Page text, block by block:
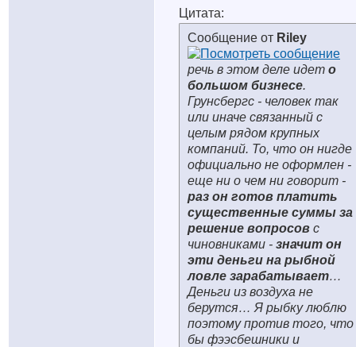
Цитата:
Сообщение от Riley
речь в этом деле идет о
большом бизнесе.
Грунсбергс - человек так
или иначе связанный с
целым рядом крупных
компаний. То, что он нигде
официально не оформлен -
еще ни о чем ни говорит -
раз он готов платить
существенные суммы за
решение вопросов с
чиновниками - значит он
эти деньги на рыбной
ловле зарабатывает…
Деньги из воздуха не
берутся… Я рыбку люблю
поэтому против того, что
бы фээсбешники и